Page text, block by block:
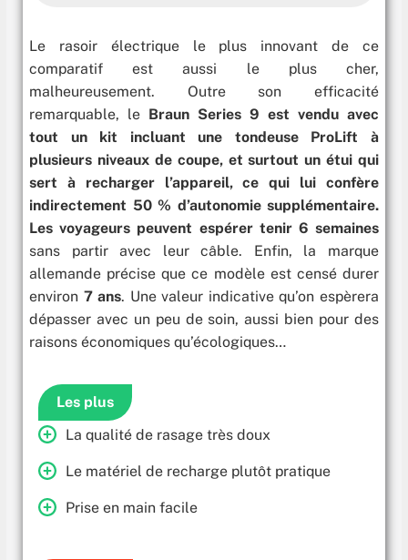
Le rasoir électrique le plus innovant de ce
comparatif est aussi le plus cher,
malheureusement. Outre son efficacité
remarquable, le Braun Series 9 est vendu avec
tout un kit incluant une tondeuse ProLift à
plusieurs niveaux de coupe, et surtout un étui qui
sert à recharger l’appareil, ce qui lui confère
indirectement 50 % d’autonomie supplémentaire.
Les voyageurs peuvent espérer tenir 6 semaines
sans partir avec leur câble. Enfin, la marque
allemande précise que ce modèle est censé durer
environ 7 ans. Une valeur indicative qu’on espèrera
dépasser avec un peu de soin, aussi bien pour des
raisons économiques qu’écologiques…
Les plus
La qualité de rasage très doux
Le matériel de recharge plutôt pratique
Prise en main facile